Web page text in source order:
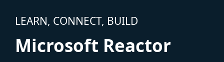
LEARN, CONNECT, BUILD
Microsoft Reactor